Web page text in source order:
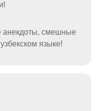
анекдоты, смешные
языке!